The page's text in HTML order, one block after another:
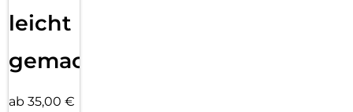
leicht
gemacht!
ab 35,00 €